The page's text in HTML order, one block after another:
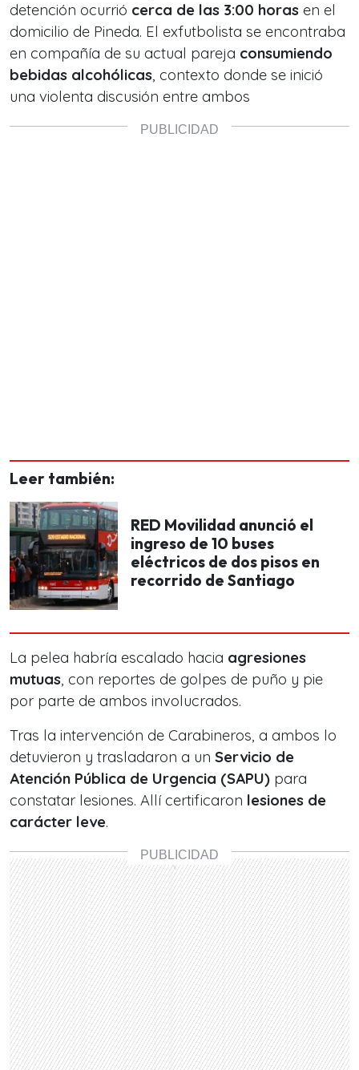
detención ocurrió cerca de las 3:00 horas en el
domicilio de Pineda. El exfutbolista se encontraba
en compañía de su actual pareja consumiendo
bebidas alcohólicas, contexto donde se inició
una violenta discusión entre ambos
Leer también:
RED Movilidad anunció el
ingreso de 10 buses
eléctricos de dos pisos en
recorrido de Santiago
La pelea habría escalado hacia agresiones
mutuas, con reportes de golpes de puño y pie
por parte de ambos involucrados.
Tras la intervención de Carabineros, a ambos lo
detuvieron y trasladaron a un Servicio de
Atención Pública de Urgencia (SAPU) para
constatar lesiones. Allí certificaron lesiones de
carácter leve.